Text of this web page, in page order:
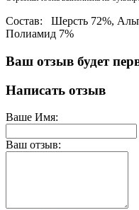
Состав: Шерсть 72%,
Полиамид 7%
Ваш отзыв будет
Написать отзыв
Ваше Имя:
Ваш отзыв: